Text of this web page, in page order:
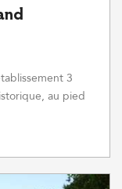
3
au pied